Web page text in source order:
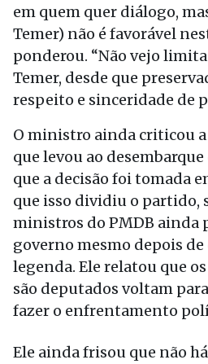
em quem quer diálogo,
Temer) não é favorável
ponderou. “Não vejo
Temer, desde que
respeito e sinceridade de
O ministro ainda criticou
que levou ao
que a decisão foi tomada
que isso dividiu o partido,
ministros do PMDB ainda
governo mesmo depois
legenda. Ele relatou que
são deputados voltam
fazer o enfrentamento
Ele ainda frisou que não